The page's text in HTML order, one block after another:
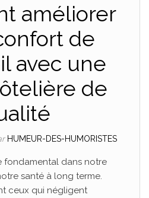
améliorer
de
avec une
de
HUMEUR-DES-HUMORISTES
fondamental dans notre
santé à long terme.
ceux qui négligent